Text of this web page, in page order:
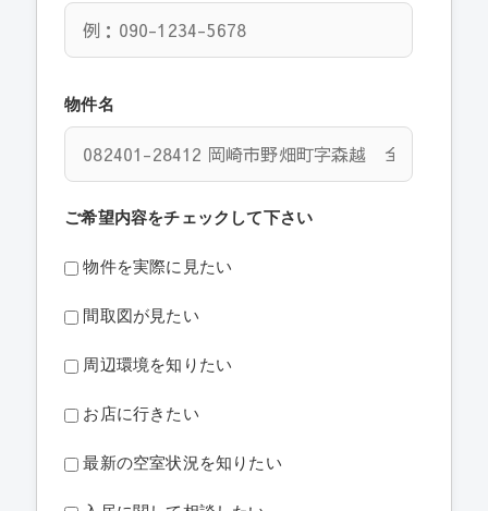
物件名
ご希望内容をチェックして下さい
物件を実際に見たい
間取図が見たい
周辺環境を知りたい
お店に行きたい
最新の空室状況を知りたい